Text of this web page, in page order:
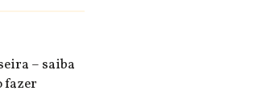
– saiba
fazer